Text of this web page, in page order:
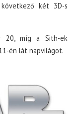
két 3D-s
20, míg a Sith-ek
én lát napvilágot.